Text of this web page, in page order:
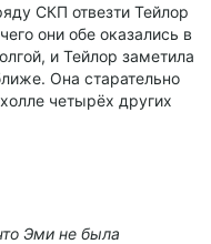
СКП отвезти Тейлор
они обе оказались в
и Тейлор заметила
Она старательно
четырёх других
Эми не была